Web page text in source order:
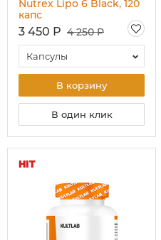
Nutrex Lipo 6 Black, 120
капс
3 450 Р 4 250 Р
Капсулы
В корзину
В один клик
HIT